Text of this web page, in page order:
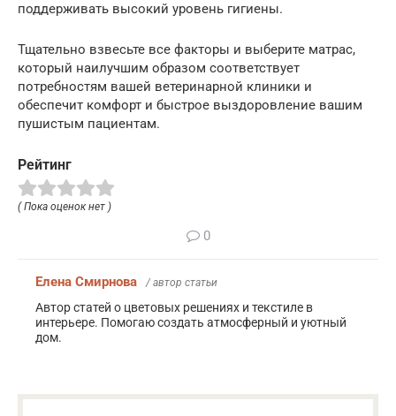
поддерживать высокий уровень гигиены.
Тщательно взвесьте все факторы и выберите матрас,
который наилучшим образом соответствует
потребностям вашей ветеринарной клиники и
обеспечит комфорт и быстрое выздоровление вашим
пушистым пациентам.
Рейтинг
( Пока оценок нет )
0
Елена Смирнова / автор статьи
Автор статей о цветовых решениях и текстиле в
интерьере. Помогаю создать атмосферный и уютный
дом.